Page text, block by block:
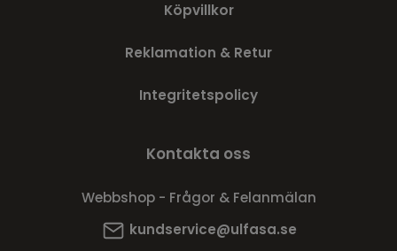
Köpvillkor
Reklamation & Retur
Integritetspolicy
Kontakta oss
Webbshop - Frågor & Felanmälan
kundservice@ulfasa.se